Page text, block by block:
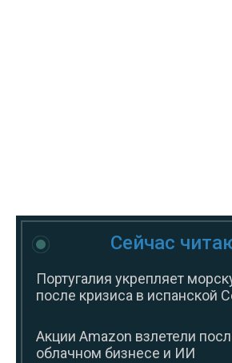
Сейчас
Португалия укрепляет
после кризиса в испанской
Акции Amazon взлетели
облачном бизнесе и ИИ